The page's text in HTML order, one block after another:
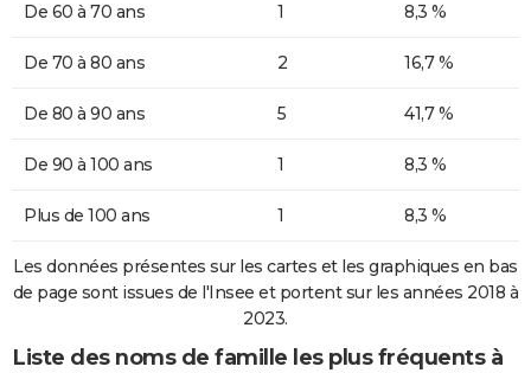
De 60 à 70 ans 1 8,3 %
De 70 à 80 ans 2 16,7 %
De 80 à 90 ans 5 41,7 %
De 90 à 100 ans 1 8,3 %
Plus de 100 ans 1 8,3 %
Les données présentes sur les cartes et les graphiques en bas
de page sont issues de l'Insee et portent sur les années 2018 à
2023.
Liste des noms de famille les plus fréquents à